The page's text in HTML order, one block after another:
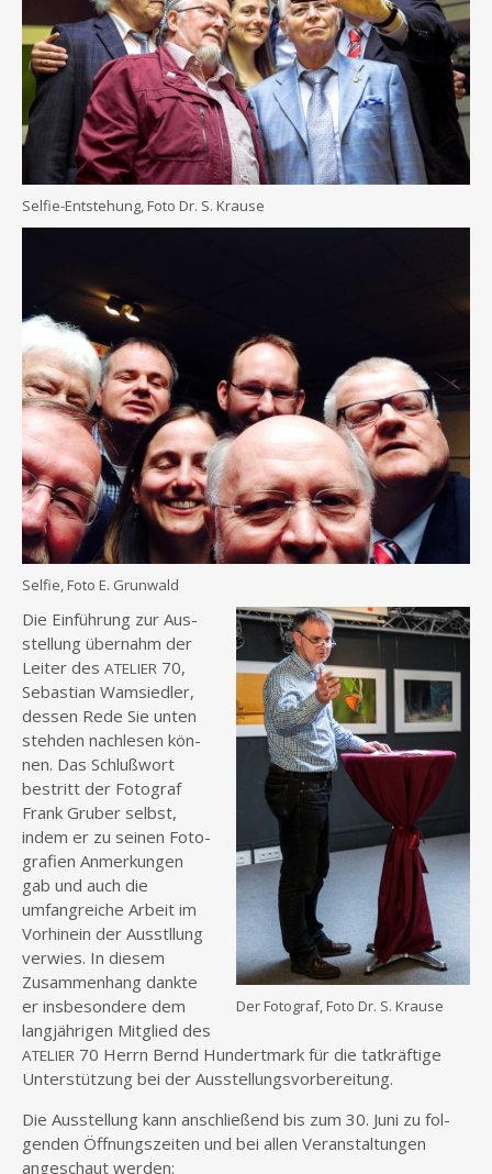
Sel­fie-Ent­ste­hung, Foto Dr. S. Krause
Sel­fie, Foto E. Grunwald
Der Foto­graf, Foto Dr. S. Krause
Die Ein­füh­rung zur Aus­
stel­lung über­nahm der
Lei­ter des ATELIER 70,
Sebas­ti­an Wamsied­ler,
des­sen Rede Sie unten
steh­den nach­le­sen kön­
nen. Das Schluß­wort
bestritt der Foto­graf
Frank Gru­ber selbst,
indem er zu sei­nen Foto­
gra­fien Anmer­kun­gen
gab und auch die
umfang­rei­che Arbeit im
Vor­hin­ein der Aus­stl­lung
ver­wies. In die­sem
Zusam­men­hang dank­te
er ins­be­son­de­re dem
lang­jäh­ri­gen Mit­glied des
ATELIER 70 Herrn Bernd Hun­dert­mark für die tat­kräf­ti­ge
Unter­stüt­zung bei der Ausstellungsvorbereitung.
Die Aus­stel­lung kann anschlie­ßend bis zum 30. Juni zu fol­
gen­den Öffnungs­zei­ten und bei allen Ver­an­stal­tun­gen
ange­schaut werden: